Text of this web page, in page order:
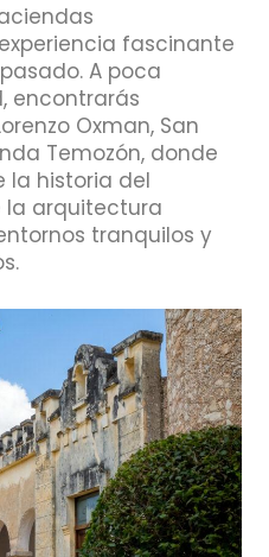
fascinante
A poca
encontrarás
Oxman, San
Temozón, donde
la historia del
la arquitectura
tranquilos y